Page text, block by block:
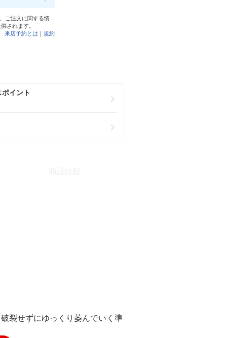
ご注文に関する情
されます。
来店予約とは ｜規約
イント
裂せずにゆっくり萎んでいく準